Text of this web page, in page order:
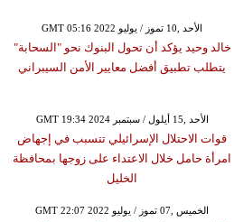
GMT 05:16 2022 الأحد ,10 تموز / يوليو
خالد وحيد يؤكد أن تحول البنوك نحو "السحابة"
يتطلب تطبيق أفضل معايير الأمن السيبراني
GMT 19:34 2024 الأحد ,15 أيلول / سبتمبر
قوات الاحتلال الإسرائيلي تتسبب في إجهاض
امرأة حامل خلال الاعتداء على زوجها بمحافظة
الخليل
GMT 22:07 2022 الخميس ,07 تموز / يوليو